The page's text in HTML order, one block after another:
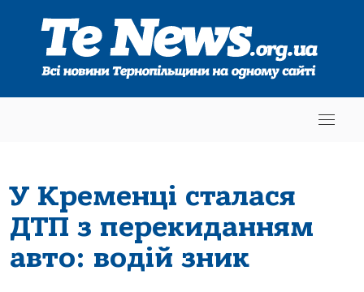
У Кременці сталася
ДТП з перекиданням
авто: водій зник